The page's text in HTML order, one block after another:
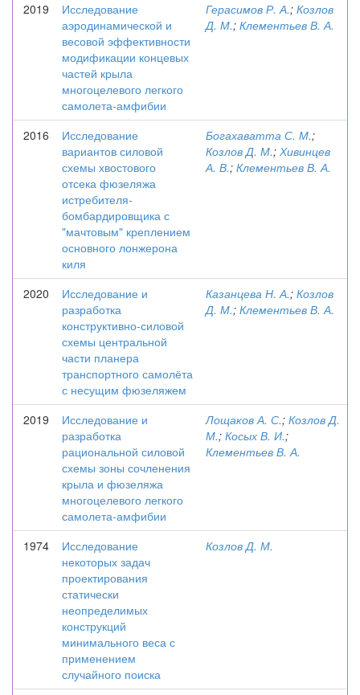
2019
Исследование
аэродинамической и
весовой эффективности
модификации концевых
частей крыла
многоцелевого легкого
самолета-амфибии
Герасимов Р. А.; Козлов
Д. М.; Клементьев В. А.
2016
Исследование
вариантов силовой
схемы хвостового
отсека фюзеляжа
истребителя-
бомбардировщика с
"мачтовым" креплением
основного лонжерона
киля
Богахаватта С. М.;
Козлов Д. М.; Хивинцев
А. В.; Клементьев В. А.
2020
Исследование и
разработка
конструктивно-силовой
схемы центральной
части планера
транспортного самолёта
с несущим фюзеляжем
Казанцева Н. А.; Козлов
Д. М.; Клементьев В. А.
2019
Исследование и
разработка
рациональной силовой
схемы зоны сочленения
крыла и фюзеляжа
многоцелевого легкого
самолета-амфибии
Лощаков А. С.; Козлов Д.
М.; Косых В. И.;
Клементьев В. А.
1974
Исследование
некоторых задач
проектирования
статически
неопределимых
конструкций
минимального веса с
применением
случайного поиска
Козлов Д. М.